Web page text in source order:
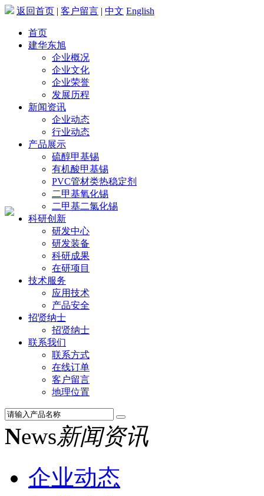
返回首页 | 客户留言 | 中文 English
首页
建华东旭
企业概况
企业文化
企业荣誉
发展历程
新闻资讯
企业动态
行业动态
产品展示
硫醇甲基锡
有机酸甲基锡
PVC管材类热稳定剂
二甲基氧化锡
二甲基二氯化锡
科研创新
研发中心
研发装备
科研成果
在研项目
技术服务
应用技术
产品安全
招贤纳士
招贤纳士
联系我们
联系方式
在线订单
客户留言
地理位置
News新闻资讯
企业动态